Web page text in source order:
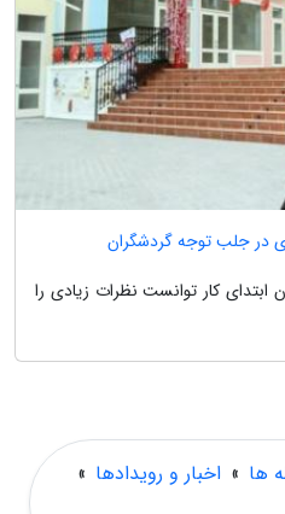
در جلب توجه گردشگران
کار توانست نظرات زیادی را
ها » اخبار و رویدادها »